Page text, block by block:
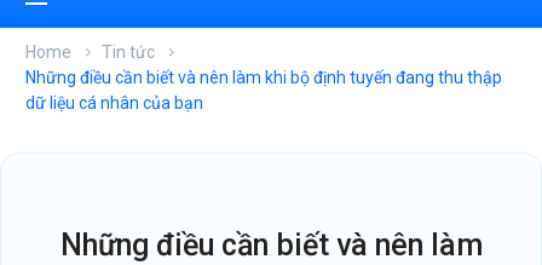
Home
Tin tức
Những điều cần biết và nên làm khi bộ định tuyến đang thu thập
dữ liệu cá nhân của bạn
những điều cần biết và nên làm